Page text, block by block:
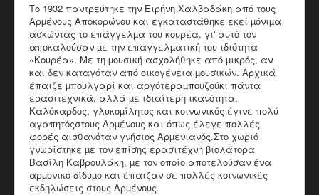
Το 1932 παντρεύτηκε την Ειρήνη Χαλβαδάκη από τους
Αρµένους Αποκορώνου και εγκαταστάθηκε εκεί µόνιµα
ασκώντας το επάγγελµα του κουρέα, γι' αυτό τον
αποκαλούσαν µε την επαγγελµατική του ιδιότητα
«Κουρέα». Με τη µουσική ασχολήθηκε από µικρός, αν
και δεν καταγόταν από οικογένεια µουσικών. Αρχικά
έπαιζε µπουλγαρί και αργότεραµπουζούκι πάντα
ερασιτεχνικά, αλλά µε ιδιαίτερη ικανότητα.
Καλόκαρδος, γλυκοµίλητος και κοινωνικός έγινε πολύ
αγαπητόςστους Αρµένους και όπως έλεγε πολλές
φορές αισθανόταν γνήσιος Αρµενιανός.Στο χωριό
γνωρίστηκε µε τον επίσης ερασιτέχνη βιολάτορα
Βασίλη Καβρουλάκη, µε τον οποίο αποτελούσαν ένα
αρµονικό δίδυµο και έπαιζαν σε πολλές κοινωνικές
εκδηλώσεις στους Αρµένους.